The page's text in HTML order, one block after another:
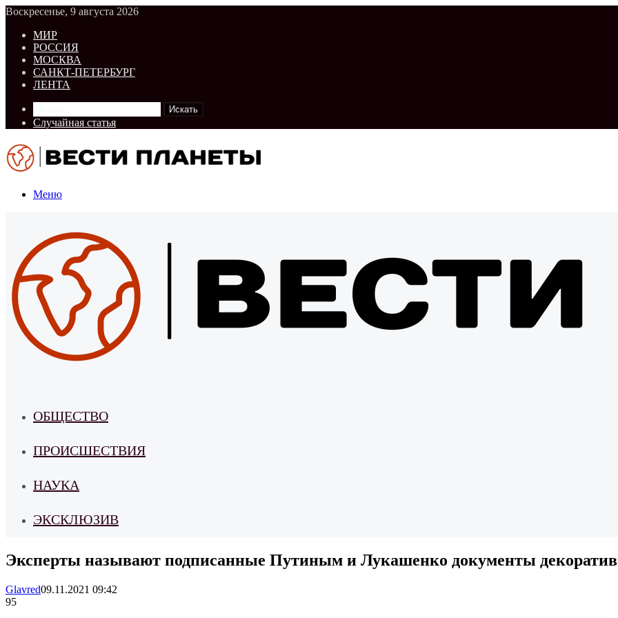
Воскресенье, 9 августа 2026
МИР
РОССИЯ
МОСКВА
САНКТ-ПЕТЕРБУРГ
ЛЕНТА
Искать
Случайная статья
Меню
ОБЩЕСТВО
ПРОИСШЕСТВИЯ
НАУКА
ЭКСКЛЮЗИВ
Эксперты называют подписанные Путиным и Лукашенко документы
Glavred09.11.2021 09:42
95